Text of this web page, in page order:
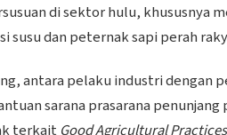
di sektor hulu, khususnya
susu dan peternak sapi perah
antara pelaku industri
sarana prasarana